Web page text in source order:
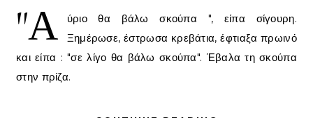
"Α
ύριο θα βάλω σκούπα ", είπα σίγουρη.
Ξημέρωσε, έστρωσα κρεβάτια, έφτιαξα πρωινό
και είπα : "σε λίγο θα βάλω σκούπα". Έβαλα τη σκούπα
στην πρίζα.